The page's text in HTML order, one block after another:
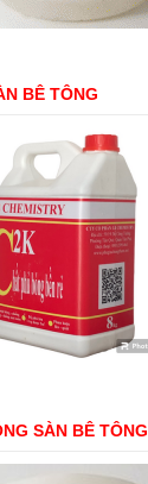
BÊ TÔNG
SÀN BÊ TÔNG